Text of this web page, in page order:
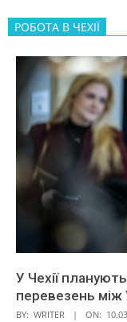
РОБОТА В ЧЕХІЇ
У Чехії
перевезень між
BY: WRITER ON: